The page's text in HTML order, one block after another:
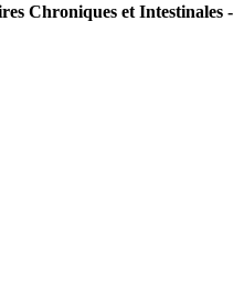
Chroniques et Intestinales -